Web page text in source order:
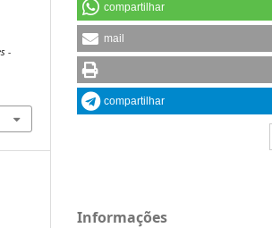
-
compartilhar
mail
compartilhar
Informações